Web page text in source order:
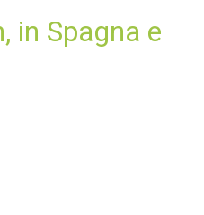
in Spagna e